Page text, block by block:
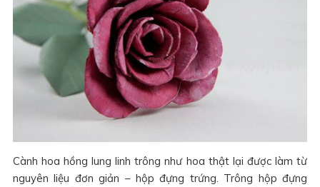
Cành hoa hồng lung linh trông như hoa thật lại được làm từ
nguyên liệu đơn giản – hộp đựng trứng. Trông hộp đựng